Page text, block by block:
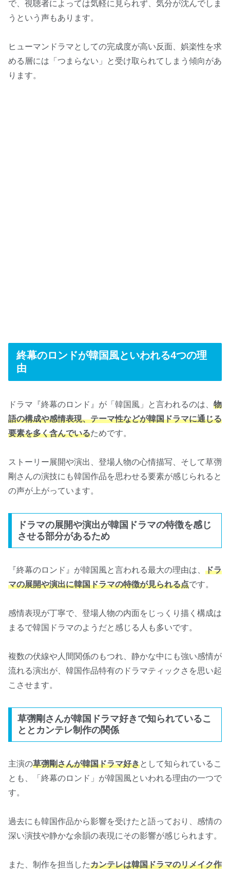
で、視聴者によっては気軽に見られず、気分が沈んでしま
うという声もあります。
ヒューマンドラマとしての完成度が高い反面、娯楽性を求
める層には「つまらない」と受け取られてしまう傾向があ
ります。
終幕のロンドが韓国風といわれる4つの理
由
ドラマ『終幕のロンド』が「韓国風」と言われるのは、 物
語の構成や感情表現、テーマ性などが韓国ドラマに通じる
要素を多く含んでいるためです。
ストーリー展開や演出、登場人物の心情描写、そして草彅
剛さんの演技にも韓国作品を思わせる要素が感じられると
の声が上がっています。
ドラマの展開や演出が韓国ドラマの特徴を感じ
させる部分があるため
『終幕のロンド』が韓国風と言われる最大の理由は、 ドラ
マの展開や演出に韓国ドラマの特徴が見られる点です。
感情表現が丁寧で、登場人物の内面をじっくり描く構成は
まるで韓国ドラマのようだと感じる人も多いです。
複数の伏線や人間関係のもつれ、静かな中にも強い感情が
流れる演出が、韓国作品特有のドラマティックさを思い起
こさせます。
草彅剛さんが韓国ドラマ好きで知られているこ
ととカンテレ制作の関係
主演の草彅剛さんが韓国ドラマ好きとして知られているこ
とも、「終幕のロンド」が韓国風といわれる理由の一つで
す。
過去にも韓国作品から影響を受けたと語っており、感情の
深い演技や静かな余韻の表現にその影響が感じられます。
また、制作を担当したカンテレは韓国ドラマのリメイク作